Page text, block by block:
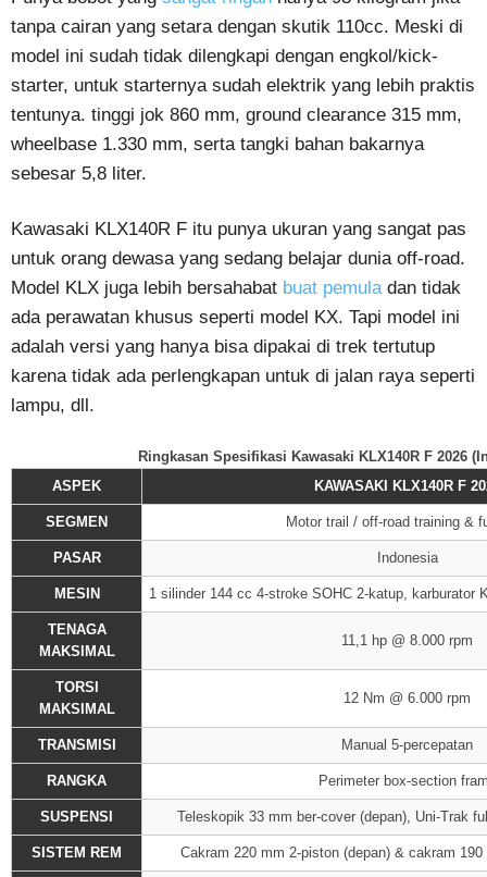
tanpa cairan yang setara dengan skutik 110cc. Meski di
model ini sudah tidak dilengkapi dengan engkol/kick-
starter, untuk starternya sudah elektrik yang lebih praktis
tentunya. tinggi jok 860 mm, ground clearance 315 mm,
wheelbase 1.330 mm, serta tangki bahan bakarnya
sebesar 5,8 liter.
Kawasaki KLX140R F itu punya ukuran yang sangat pas
untuk orang dewasa yang sedang belajar dunia off-road.
Model KLX juga lebih bersahabat buat pemuladan tidak
ada perawatan khusus seperti model KX. Tapi model ini
adalah versi yang hanya bisa dipakai di trek tertutup
karena tidak ada perlengkapan untuk di jalan raya seperti
lampu, dll.
Ringkasan Spesifikasi Kawasaki KLX140R F 2026
ASPEK
KAWASAKI KLX140R F
SEGMEN Motor trail / off-road training &
PASAR Indonesia
MESIN 1 silinder 144 cc 4-stroke SOHC 2-katup, karburator
TENAGA
MAKSIMAL
11,1 hp @ 8.000 rpm
TORSI
MAKSIMAL
12 Nm @ 6.000 rpm
TRANSMISI Manual 5-percepatan
RANGKA Perimeter box-section
SUSPENSI Teleskopik 33 mm ber-cover (depan), Uni-Trak
SISTEM REM Cakram 220 mm 2-piston (depan) & cakram